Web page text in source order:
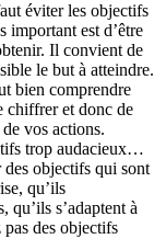
éviter les objectifs
important est d’être
Il convient de
le but à atteindre.
bien comprendre
chiffrer et donc de
vos actions.
trop audacieux…
objectifs qui sont
qu’ils
qu’ils s’adaptent à
des objectifs